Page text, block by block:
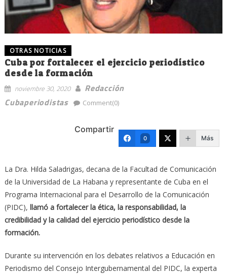
OTRAS NOTICIAS
Cuba por fortalecer el ejercicio periodístico
desde la formación
noviembre 30, 2020
Redacción
Cubaperiodistas
Comment(0)
Compartir
0 Más
La Dra. Hilda Saladrigas, decana de la Facultad de Comunicación
de la Universidad de La Habana y representante de Cuba en el
Programa Internacional para el Desarrollo de la Comunicación
(PIDC), llamó a fortalecer la ética, la responsabilidad, la
credibilidad y la calidad del ejercicio periodístico desde la
formación.
Durante su intervención en los debates relativos a Educación en
Periodismo del Consejo Intergubernamental del PIDC, la experta